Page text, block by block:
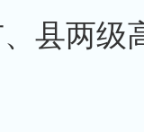
县两级